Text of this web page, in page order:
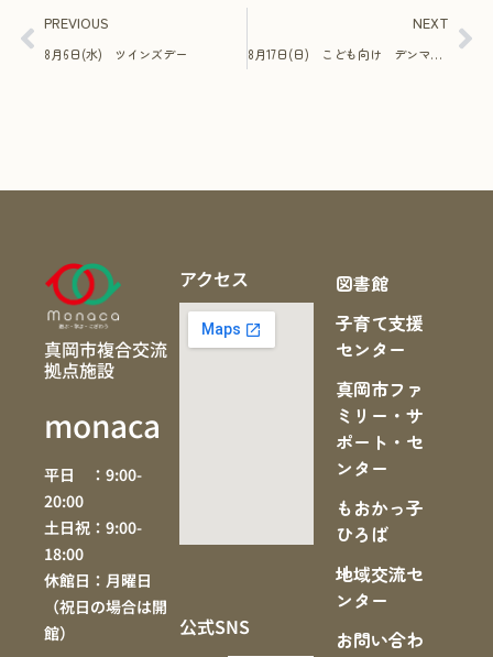
PREVIOUS
8月6日(水) ツインズデー
NEXT
8月17日(日) こども向け デンマーク刺繍と紡ぐやさしい時間
真岡市複合交流
拠点施設
monaca
平日 ：9:00-
20:00
土日祝：9:00-
18:00
休館日：月曜日
（祝日の場合は開
館）
アクセス
公式SNS
図書館
子育て支援
センター
真岡市ファ
ミリー・サ
ポート・セ
ンター
もおかっ子
ひろば
地域交流セ
ンター
お問い合わ